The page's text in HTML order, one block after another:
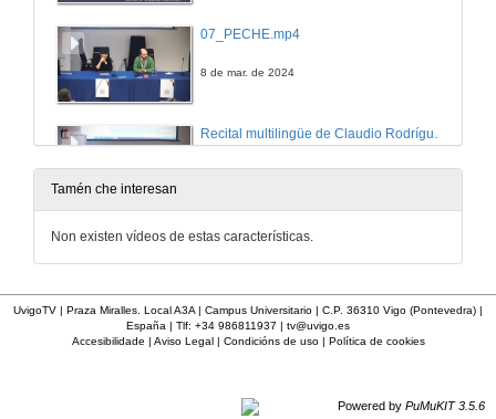
07_PECHE.mp4
8 de mar. de 2024
Recital
8 de mar. de 2024
Tamén che interesan
Non existen vídeos de estas características.
UvigoTV | Praza Miralles. Local A3A | Campus Universitario | C.P. 36310 Vigo (Pontevedra) |
España | Tlf: +34 986811937 | tv@uvigo.es
Accesibilidade | Aviso Legal| Condicións de uso| Política de cookies
Powered by PuMuKIT 3.5.6